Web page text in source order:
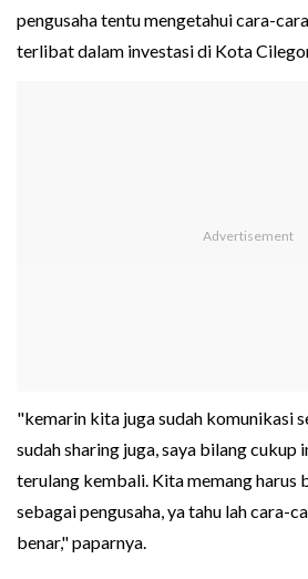
pengusaha tentu mengetahui cara-
terlibat dalam investasi di Kota
"kemarin kita juga sudah komunikasi
sudah sharing juga, saya bilang
terulang kembali. Kita memang harus
sebagai pengusaha, ya tahu lah cara-
benar," paparnya.